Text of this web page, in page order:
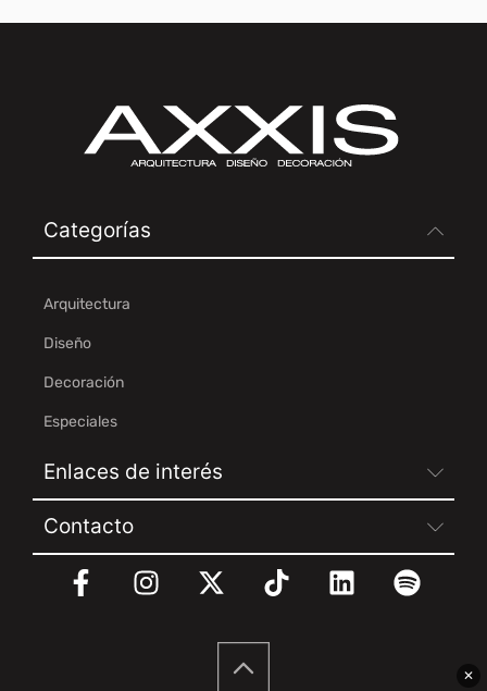
✕
Categorías
Arquitectura
Diseño
Decoración
Especiales
Enlaces de interés
Contacto